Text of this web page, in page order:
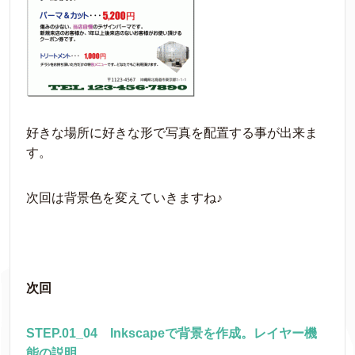
好きな場所に好きな形で写真を配置する事が出来ま
す。
次回は背景色を変えていきますね♪
次回
STEP.01_04 Inkscapeで背景を作成。レイヤー機